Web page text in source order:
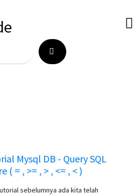
Mysql DB - Query SQL
( = , >= , > , <= , < )
sebelumnya ada kita telah